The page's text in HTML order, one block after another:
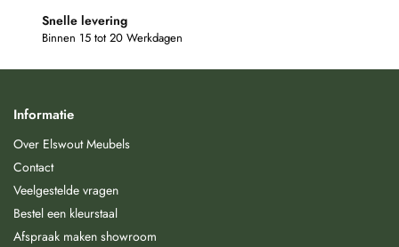
Snelle levering
Binnen 15 tot 20 Werkdagen
Informatie
Over Elswout Meubels
Contact
Veelgestelde vragen
Bestel een kleurstaal
Afspraak maken showroom